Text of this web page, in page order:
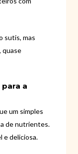
sutis, mas
quase
a
um simples
de nutrientes.
e deliciosa.